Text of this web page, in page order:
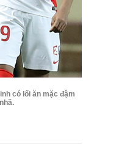
có lối ăn mặc đậm